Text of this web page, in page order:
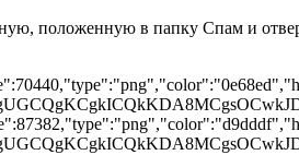
положенную в папку Спам и